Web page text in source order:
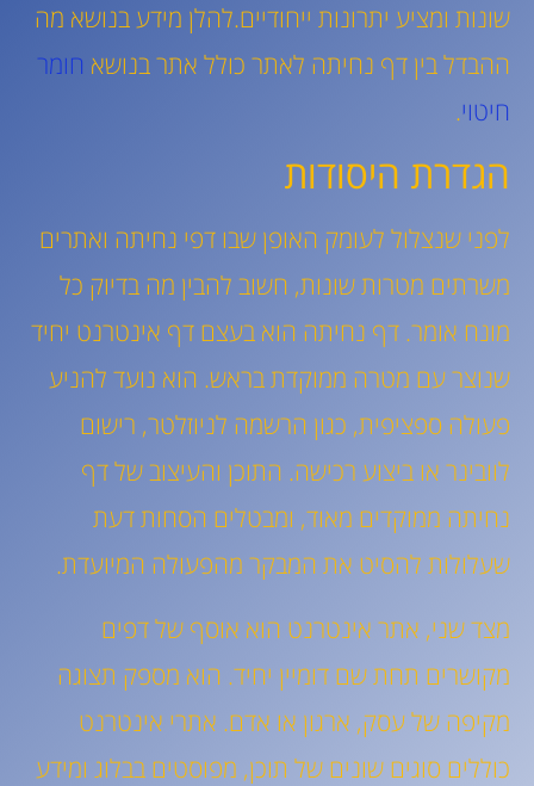
שונות ומציע יתרונות ייחודיים.להלן מידע בנושא מה
ההבדל בין דף נחיתה לאתר כולל אתר בנושא חומר
חיטוי.
הגדרת היסודות
לפני שנצלול לעומק האופן שבו דפי נחיתה ואתרים
משרתים מטרות שונות, חשוב להבין מה בדיוק כל
מונח אומר. דף נחיתה הוא בעצם דף אינטרנט יחיד
שנוצר עם מטרה ממוקדת בראש. הוא נועד להניע
פעולה ספציפית, כגון הרשמה לניוזלטר, רישום
לוובינר או ביצוע רכישה. התוכן והעיצוב של דף
נחיתה ממוקדים מאוד, ומבטלים הסחות דעת
שעלולות להסיט את המבקר מהפעולה המיועדת.
מצד שני, אתר אינטרנט הוא אוסף של דפים
מקושרים תחת שם דומיין יחיד. הוא מספק תצוגה
מקיפה של עסק, ארגון או אדם. אתרי אינטרנט
כוללים סוגים שונים של תוכן, מפוסטים בבלוג ומידע